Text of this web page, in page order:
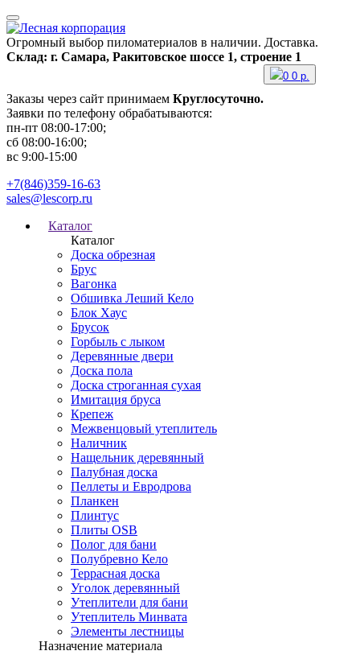
Огромный выбор пиломатериалов в наличии. Доставка.
Склад: г. Самара, Ракитовское шоссе 1, строение 1
Заказы через сайт принимаем Круглосуточно.
Заявки по телефону обрабатываются:
пн-пт 08:00-17:00;
сб 08:00-16:00;
вс 9:00-15:00
0 0 р.
+7(846)359-16-63
sales@lescorp.ru
Каталог
Каталог
Доска обрезная
Брус
Вагонка
Обшивка Леший Кело
Блок Хаус
Брусок
Горбыль с лыком
Деревянные двери
Доска пола
Доска строганная сухая
Имитация бруса
Крепеж
Межвенцовый утеплитель
Наличник
Нащельник деревянный
Палубная доска
Пеллеты и Евродрова
Планкен
Плинтус
Плиты OSB
Полог для бани
Полубревно Кело
Террасная доска
Уголок деревянный
Утеплители для бани
Утеплитель Минвата
Элементы лестницы
Назначение материала